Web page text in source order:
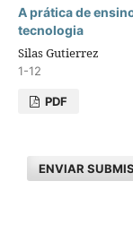
A prática de
tecnologia
Silas Gutierrez
1-12
PDF
ENVIAR